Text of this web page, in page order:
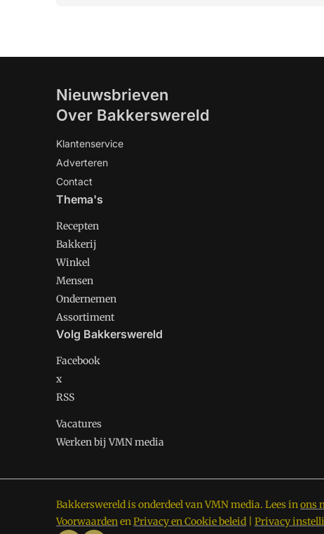
Nieuwsbrieven
Over Bakkerswereld
Klantenservice
Adverteren
Contact
Thema's
Recepten
Bakkerij
Winkel
Mensen
Ondernemen
Assortiment
Volg Bakkerswereld
Facebook
x
RSS
Vacatures
Werken bij VMN media
Bakkerswereld is onderdeel van VMN media. Lees inons
VoorwaardenenPrivacy en Cookie beleid Privacy